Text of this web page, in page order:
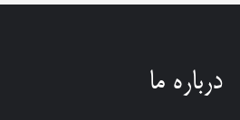
درباره ما